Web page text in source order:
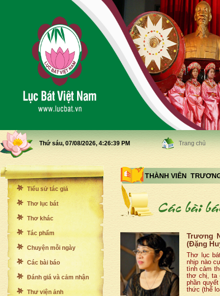
Thứ sáu, 07/08/2026, 4:26:41 PM Trang chủ
Tiểu sử tác giả
Thơ lục bát
Thơ khác
Tác phẩm
Chuyện mỗi ngày
Các bài báo
Đánh giá và cảm nhận
Thư viện ảnh
THÀNH VIÊN
Trương
(Đặng
Thơ lục
nhịp nào
tình cảm
thơ chị, ta
phần
thức (thể